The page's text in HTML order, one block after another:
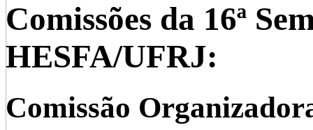
Comissões da 16ª
HESFA/UFRJ:
Comissão